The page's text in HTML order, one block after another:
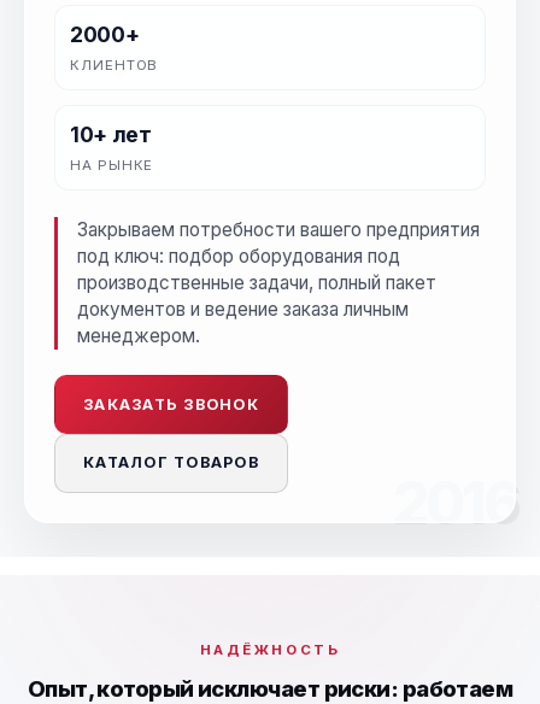
2016
2000+
КЛИЕНТОВ
10+ лет
НА РЫНКЕ
Закрываем потребности вашего предприятия
под ключ: подбор оборудования под
производственные задачи, полный пакет
документов и ведение заказа личным
менеджером.
ЗАКАЗАТЬ ЗВОНОК
КАТАЛОГ ТОВАРОВ
НАДЁЖНОСТЬ
Опыт, который исключает риски: работаем